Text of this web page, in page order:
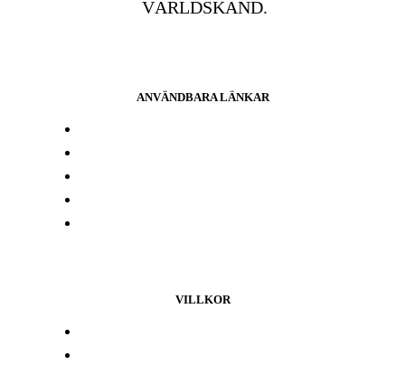
VÄRLDSKÄND.
ANVÄNDBARA LÄNKAR
VILLKOR